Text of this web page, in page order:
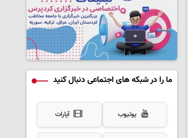
ما را در شبکه های اجتماعی دنبال کنید
یوتیوب آپارات